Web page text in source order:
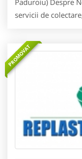
Paduroiu) Despre
servicii de
PROMOVAT